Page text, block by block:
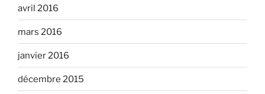
avril 2016
mars 2016
janvier 2016
décembre 2015